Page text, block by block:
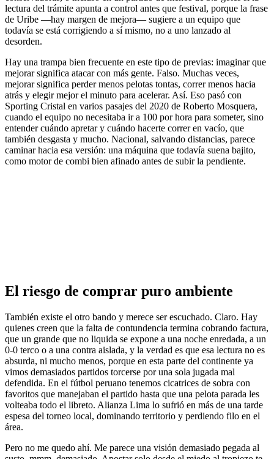
lectura del trámite apunta a control antes que festival, porque la frase
de Uribe —hay margen de mejora— sugiere a un equipo que
todavía se está corrigiendo a sí mismo, no a uno lanzado al
desorden.
Hay una trampa bien frecuente en este tipo de previas: imaginar que
mejorar significa atacar con más gente. Falso. Muchas veces,
mejorar significa perder menos pelotas tontas, correr menos hacia
atrás y elegir mejor el minuto para acelerar. Así. Eso pasó con
Sporting Cristal en varios pasajes del 2020 de Roberto Mosquera,
cuando el equipo no necesitaba ir a 100 por hora para someter, sino
entender cuándo apretar y cuándo hacerte correr en vacío, que
también desgasta y mucho. Nacional, salvando distancias, parece
caminar hacia esa versión: una máquina que todavía suena bajito,
como motor de combi bien afinado antes de subir la pendiente.
El riesgo de comprar puro ambiente
También existe el otro bando y merece ser escuchado. Claro. Hay
quienes creen que la falta de contundencia termina cobrando factura,
que un grande que no liquida se expone a una noche enredada, a un
0-0 terco o a una contra aislada, y la verdad es que esa lectura no es
absurda, ni mucho menos, porque en esta parte del continente ya
vimos demasiados partidos torcerse por una sola jugada mal
defendida. En el fútbol peruano tenemos cicatrices de sobra con
favoritos que manejaban el partido hasta que una pelota parada les
volteaba todo el libreto. Alianza Lima lo sufrió en más de una tarde
espesa del torneo local, dominando territorio y perdiendo filo en el
área.
Pero no me quedo ahí. Me parece una visión demasiado pegada al